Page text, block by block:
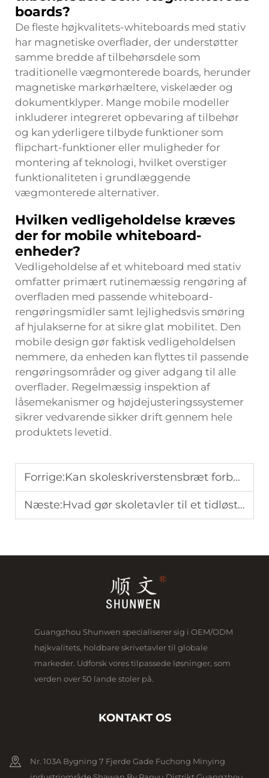
boards?
De fleste højkvalitets-whiteboards med stativ
har magnetiske overflader, der understøtter
samme bredde af tilbehørsdele som
traditionelle vægmonterede boards, herunder
magnetiske markørhæltere, viskelæder og
dokumentklyper. Mange mobile modeller
inkluderer integreret opbevaring af tilbehør
og kan yderligere tilbyde funktioner som
flipchart-funktioner eller muligheder for
montering af teknologi, hvilket overstiger
funktionaliteten i grundlæggende
vægmonterede alternativer.
Hvilken vedligeholdelse kræves
der for mobile whiteboard-
enheder?
Vedligeholdelse af et whiteboard med stativ
omfatter primært rutinemæssig rengøring af
overfladen med passende whiteboard-
rengøringsmidler samt lejlighedsvis smøring
af hjulakserne for at sikre glat mobilitet. Den
mobile design gør faktisk vedligeholdelsen
nemmere, da enheden kan flyttes til passende
rengøringsområder og giver adgang til alle
overflader. Regelmæssig inspektion af
låsemekanismer og højdejusteringssystemer
sikrer vedvarende sikker drift gennem hele
produktets levetid.
Forrige:Kan skoleskriverstensbræt forbedre koncentration og engagement?
Næste:Hvad gør skoletavler til et tidløst undervisningsredskab
Guangzhou Shunwen specialiserer sig i OEM/ODM
højkvalitets, holdbare skrivetavler til globale
markeder. Udforsk vores tilpassede løsninger, som
verden over 50 lande stoler på.
KONTAKT OS
Nr. 103A Bygning 7 Fjerde Gade Fuchong Minying